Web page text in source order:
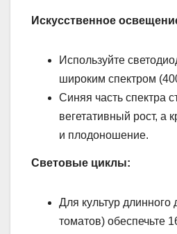
Искусственное
Используйте
широким спектром
Синяя часть спектра
вегетативный рост, а
и плодоношение.
Световые циклы:
Для культур длинного
томатов) обеспечьте